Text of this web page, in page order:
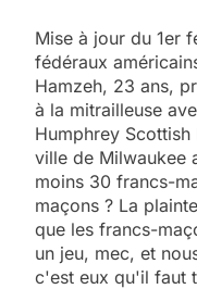
Mise à jour du 1er
fédéraux
Hamzeh, 23 ans,
à la mitrailleuse
Humphrey
ville de Milwaukee
moins 30 francs-
maçons ? La
que les francs-
un jeu, mec, et
c'est eux qu'il faut